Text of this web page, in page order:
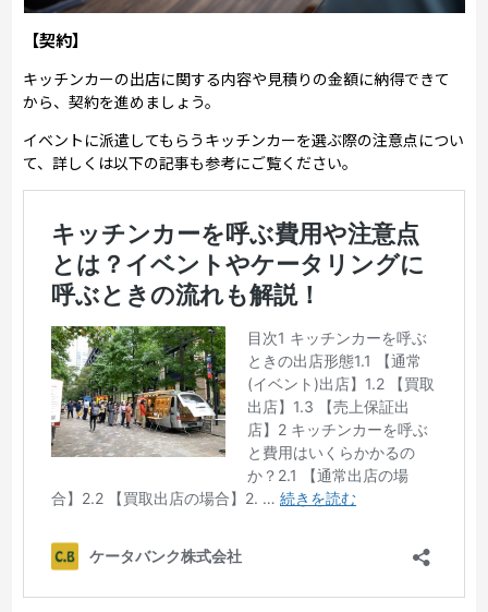
【契約】
キッチンカーの出店に関する内容や見積りの金額に納得できて
から、契約を進めましょう。
イベントに派遣してもらうキッチンカーを選ぶ際の注意点につい
て、詳しくは以下の記事も参考にご覧ください。